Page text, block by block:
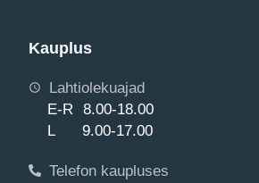
Kauplus
Lahtiolekuajad
E-R 8.00-18.00
L 9.00-17.00
Telefon kaupluses